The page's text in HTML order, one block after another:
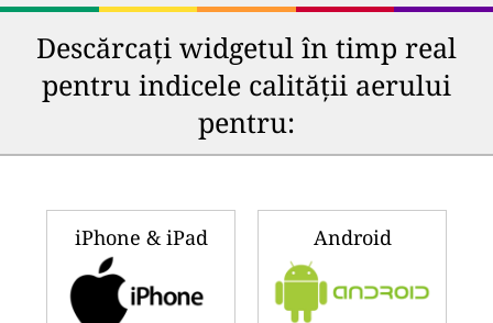
Descărcați widgetul în timp real
pentru indicele calității aerului
pentru:
iPhone & iPad Android